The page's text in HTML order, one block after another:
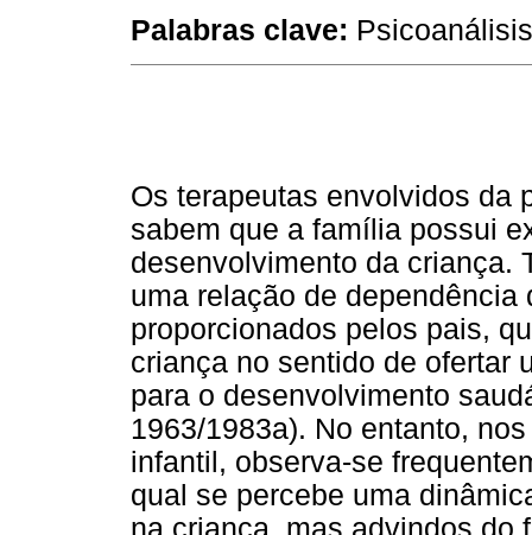
Palabras clave:
Os terapeutas envolvidos da
sabem que a família possui
desenvolvimento da criança.
uma relação de
proporcionados pelos pais,
criança no sentido de ofertar
para o desenvolvimento
1963/1983a). No entanto,
infantil, observa-se
qual se percebe uma